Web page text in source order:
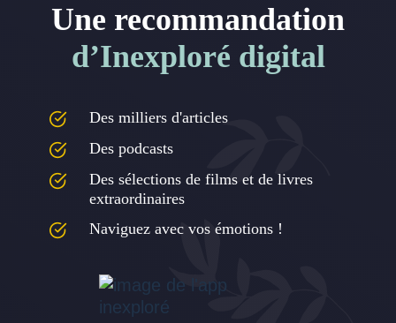
Une recommandation
d’Inexploré digital
Des milliers d'articles
Des podcasts
Des sélections de films et de livres
extraordinaires
Naviguez avec vos émotions !